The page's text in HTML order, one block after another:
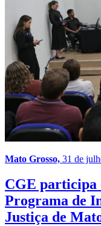
Mato Grosso, 31 de
CGE participa
Programa de
Justiça de